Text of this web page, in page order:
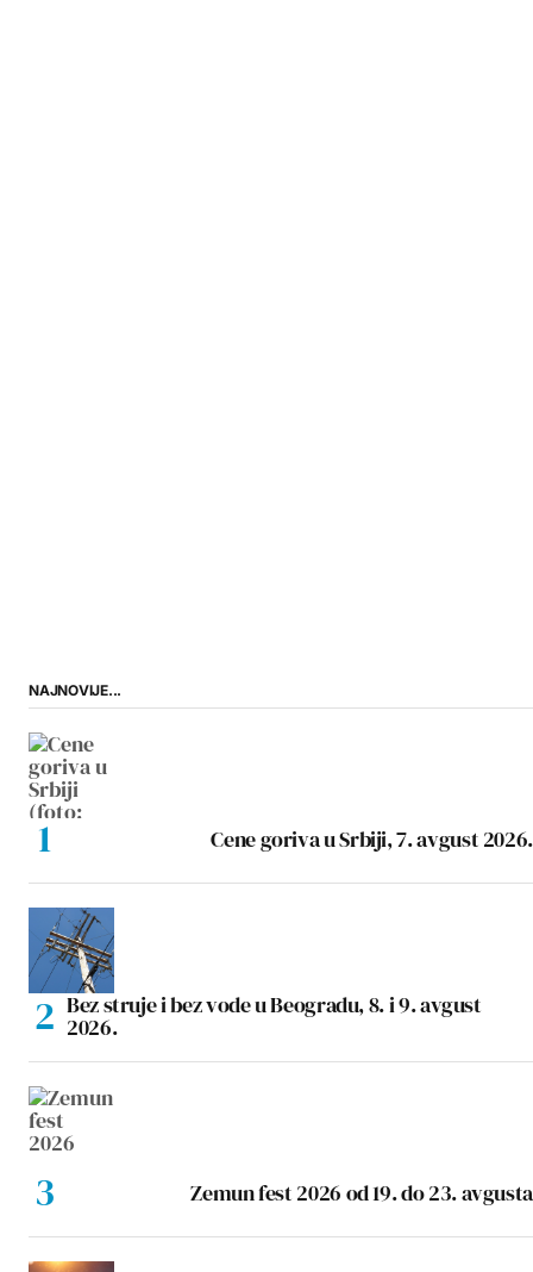
NAJNOVIJE...
Cene goriva u Srbiji, 7. avgust 2026.
Bez struje i bez vode u Beogradu, 8. i 9. avgust
2026.
Zemun fest 2026 od 19. do 23. avgusta